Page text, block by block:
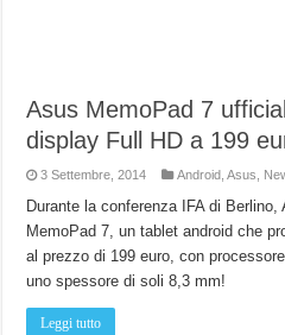
Asus MemoPad 7
display Full HD a 199
3 Settembre, 2014 Android ,Asus
Durante la conferenza IFA di
MemoPad 7, un tablet android che
al prezzo di 199 euro, con
uno spessore di soli 8,3 mm!
Leggi tutto